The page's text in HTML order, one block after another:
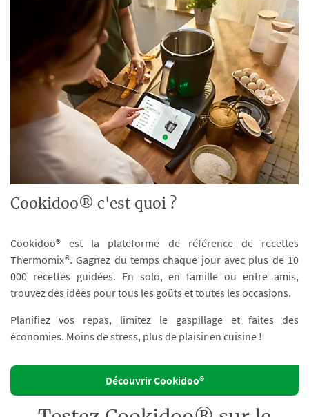
Cookidoo® c'est quoi ?
Cookidoo® est la plateforme de référence de recettes
Thermomix®. Gagnez du temps chaque jour avec plus de 10
000 recettes guidées. En solo, en famille ou entre amis,
trouvez des idées pour tous les goûts et toutes les occasions.
Planifiez vos repas, limitez le gaspillage et faites des
économies. Moins de stress, plus de plaisir en cuisine !
Découvrir Cookidoo®